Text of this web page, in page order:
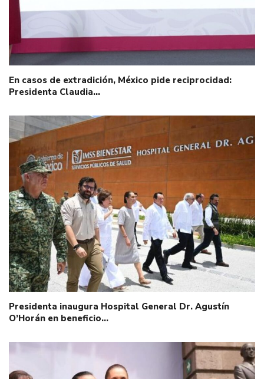
En casos de extradición, México pide reciprocidad:
Presidenta Claudia…
Presidenta inaugura Hospital General Dr. Agustín
O’Horán en beneficio…